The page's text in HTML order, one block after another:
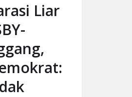
Liar